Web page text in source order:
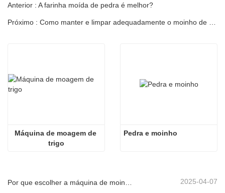
Anterior : A farinha moída de pedra é melhor?
Máquina de moagem de
trigo
Pedra e moinho
2025-04-07